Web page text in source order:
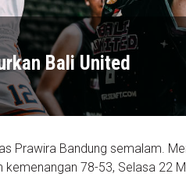
Bali United
Prawira Bandung semalam.
78-53, Selasa 22